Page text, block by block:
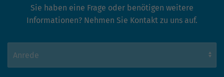
Sie haben eine Frage oder benötigen weitere
Informationen? Nehmen Sie Kontakt zu uns auf.